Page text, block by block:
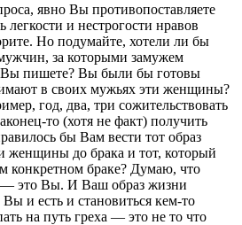
явно Вы противопоставляете
легкости и нестрогости нравов
Но подумайте, хотели ли бы
за которыми замужем
пишете? Вы были бы готовы
в своих мужьях эти женщины?
год, два, три сожительствовать
то (хотя не факт) получить
бы Вам вести тот образ
женщины до брака и тот, который
конкретном браке? Думаю, что
это Вы. И Ваш образ жизни
и есть и становиться кем-то
на путь греха — это не то что